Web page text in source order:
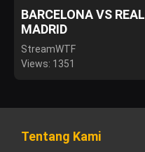
BARCELONA VS REAL
MADRID
StreamWTF
Views: 1351
Tentang Kami